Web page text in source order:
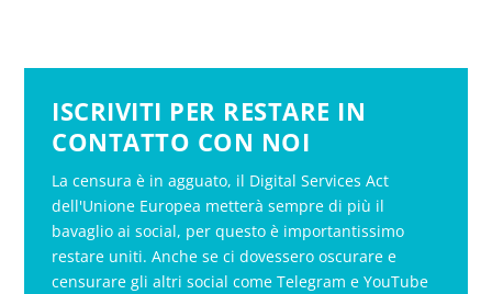
ISCRIVITI PER RESTARE IN
CONTATTO CON NOI
La censura è in agguato, il Digital Services Act
dell'Unione Europea metterà sempre di più il
bavaglio ai social, per questo è importantissimo
restare uniti. Anche se ci dovessero oscurare e
censurare gli altri social come Telegram e YouTube